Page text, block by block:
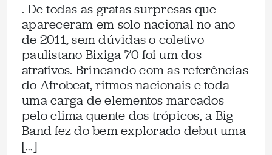
. De todas as gratas surpresas que
apareceram em solo nacional no ano
de 2011, sem dúvidas o coletivo
paulistano Bixiga 70 foi um dos
atrativos. Brincando com as referências
do Afrobeat, ritmos nacionais e toda
uma carga de elementos marcados
pelo clima quente dos trópicos, a Big
Band fez do bem explorado debut uma
[…]